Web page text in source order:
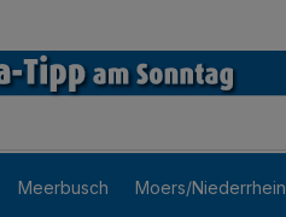
Meerbusch Moers/Niederrhein